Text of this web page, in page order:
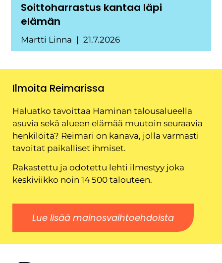
Soittoharrastus kantaa läpi
elämän
Martti Linna 21.7.2026
Ilmoita Reimarissa
Haluatko tavoittaa Haminan talousalueella
asuvia sekä alueen elämää muutoin seuraavia
henkilöitä? Reimari on kanava, jolla varmasti
tavoitat paikalliset ihmiset.
Rakastettu ja odotettu lehti ilmestyy joka
keskiviikko noin 14 500 talouteen.
Lue lisää mainosvaihtoehdoista